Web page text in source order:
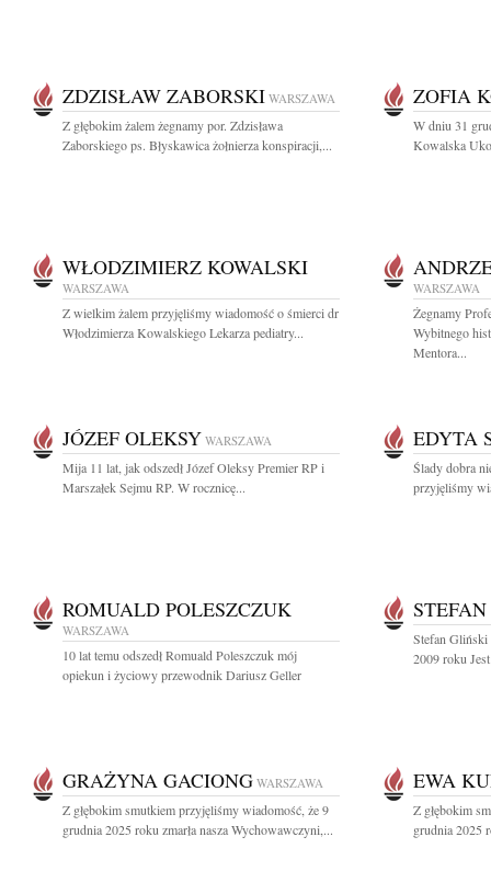
ZDZISŁAW ZABORSKI WARSZAWA
Z głębokim żalem żegnamy por. Zdzisława
Zaborskiego ps. Błyskawica żołnierza konspiracji,...
ZOFIA
W dniu 31
Kowalska
WŁODZIMIERZ KOWALSKI
WARSZAWA
Z wielkim żalem przyjęliśmy wiadomość o śmierci dr
Włodzimierza Kowalskiego Lekarza pediatry...
WARSZAWA
Żegnamy
Wybitnego
Mentora...
JÓZEF OLEKSY WARSZAWA
Mija 11 lat, jak odszedł Józef Oleksy Premier RP i
Marszałek Sejmu RP. W rocznicę...
EDYTA
Ślady dobra
przyjęliśmy
ROMUALD POLESZCZUK
WARSZAWA
10 lat temu odszedł Romuald Poleszczuk mój
opiekun i życiowy przewodnik Dariusz Geller
Stefan Gliński
2009 roku
GRAŻYNA GACIONG WARSZAWA
Z głębokim smutkiem przyjęliśmy wiadomość, że 9
grudnia 2025 roku zmarła nasza Wychowawczyni,...
EWA
Z głębokim
grudnia 2025